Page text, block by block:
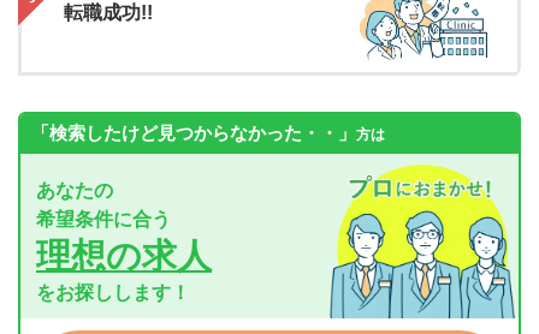
転職成功!!
「検索したけど見つからなかった・・」 方は
あなたの
希望条件に合う
理想の求人
をお探しします！